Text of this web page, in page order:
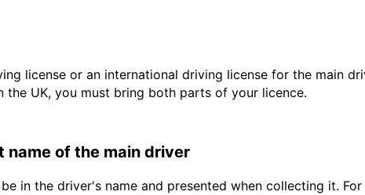
license or an international driving license for the main
UK, you must bring both parts of your licence.
name of the main driver
in the driver's name and presented when collecting it.